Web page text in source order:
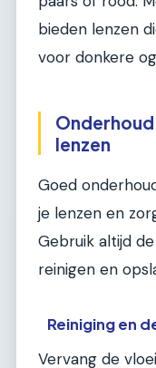
bieden lenzen
voor donkere
Onderhoud
lenzen
Goed
je lenzen en
Gebruik altijd
reinigen en
Reiniging en
Vervang de